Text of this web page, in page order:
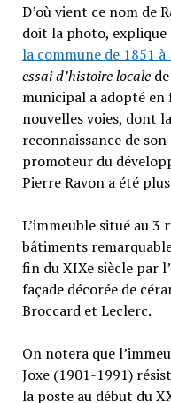
D’où vient ce nom de
doit la photo, explique
la commune de 1851 à
essai d’histoire localede
municipal a adopté
nouvelles voies, dont
reconnaissance de
promoteur du
Pierre Ravon a été
L’immeuble situé au 3
bâtiments
fin du XIXe siècle par
façade décorée de
Broccard et Leclerc.
On notera que
Joxe (1901-1991)
la poste au début du